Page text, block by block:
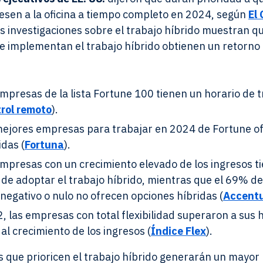
a la oficina a tiempo completo en 2024, según El
investigaciones sobre el trabajo híbrido muestran
implementan el trabajo híbrido obtienen un retorno
de la lista Fortune 100 tienen un horario de
remoto).
empresas para trabajar en 2024 de Fortune
(Fortuna).
con un crecimiento elevado de los ingresos
adoptar el trabajo híbrido, mientras que el 69%
o nulo no ofrecen opciones híbridas (
las empresas con total flexibilidad superaron a sus
crecimiento de los ingresos (Índice Flex).
que prioricen el trabajo híbrido generarán un